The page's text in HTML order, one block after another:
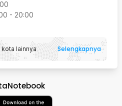
- 20:00
lainnya Selengkapnya